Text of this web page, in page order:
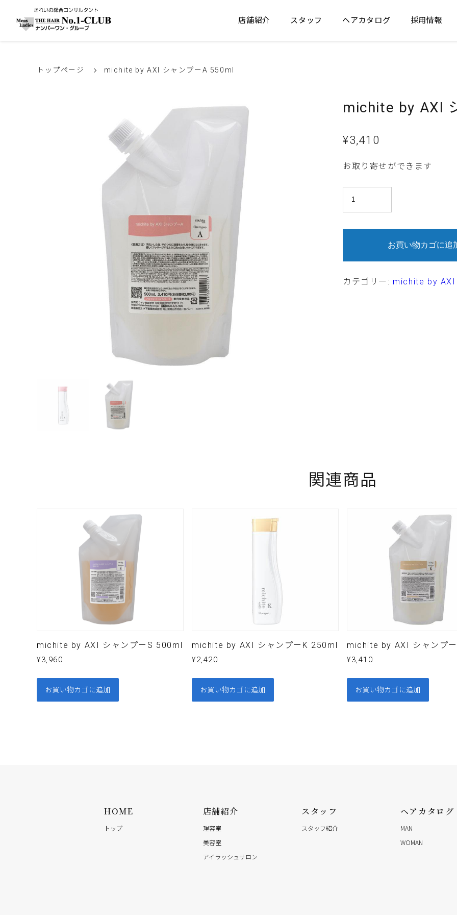
店舗紹介 スタッフ ヘアカタログ 採用情報
トップページ michite by AXI シャンプーA 550ml
michite by AXI
¥3,410
お取り寄せができます
michite
by
シ
ン
550ml
お買い物カゴに追
カテゴリー: michite by AXI
関連商品
michite by AXI シャンプーS 500ml
¥3,960
お買い物カゴに追加
michite by AXI シャンプーK 250ml
¥2,420
お買い物カゴに追加
michite by AXI シャンプ
¥3,410
お買い物カゴに追加
HOME
トップ
店舗紹介
理容室
美容室
アイラッシュサロン
スタッフ
スタッフ紹介
ヘアカタログ
MAN
WOMAN
メッセージを送信する